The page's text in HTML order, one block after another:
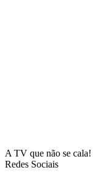
A TV que não se cala!
Redes Sociais